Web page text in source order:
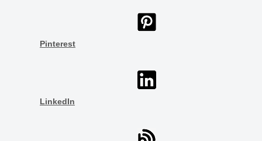
Pinterest
LinkedIn